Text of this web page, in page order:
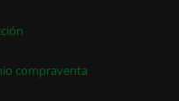
compraventa